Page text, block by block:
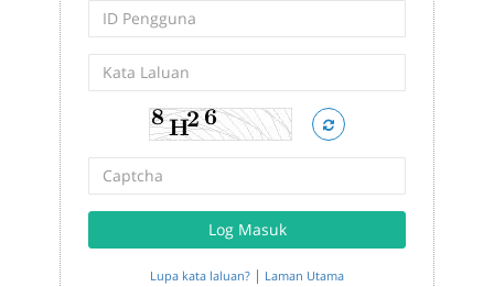
Log Masuk
Lupa kata laluan? | Laman Utama